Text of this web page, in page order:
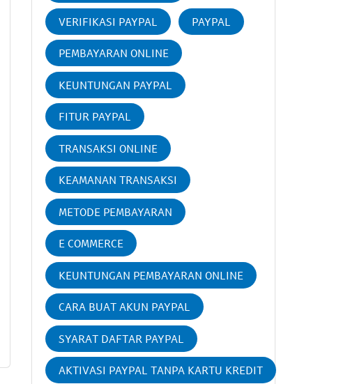
VERIFIKASI PAYPAL PAYPAL
PEMBAYARAN ONLINE
KEUNTUNGAN PAYPAL
FITUR PAYPAL
TRANSAKSI ONLINE
KEAMANAN TRANSAKSI
METODE PEMBAYARAN
E COMMERCE
KEUNTUNGAN PEMBAYARAN ONLINE
CARA BUAT AKUN PAYPAL
SYARAT DAFTAR PAYPAL
AKTIVASI PAYPAL TANPA KARTU KREDIT